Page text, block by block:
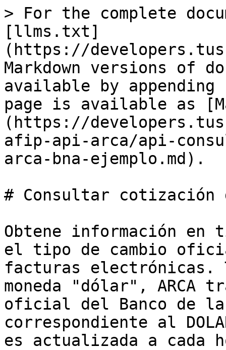
> For the complete
[llms.txt]
(https://
Markdown versions of
available by
page is available as
(https://
afip-api-arca/api-
arca-bna-ejemplo.md).
# Consultar cotización
Obtene información en
el tipo de cambio
facturas electrónicas.
moneda "dólar", ARCA
oficial del Banco de la
correspondiente al
es actualizada a cada